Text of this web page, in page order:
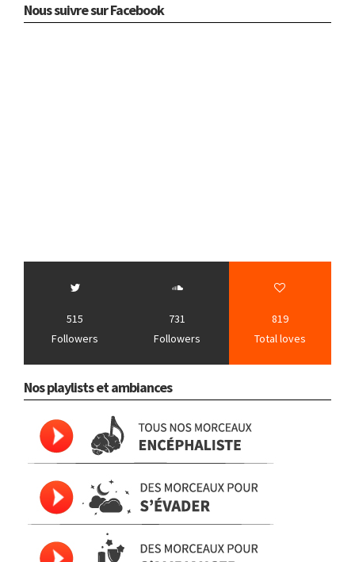
Nous suivre sur Facebook
515
Followers
731
Followers
819
Total loves
Nos playlists et ambiances